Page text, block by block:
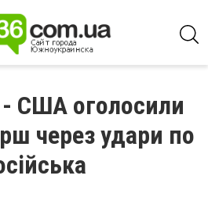
- США оголосили
через удари по